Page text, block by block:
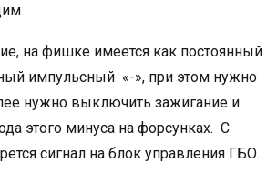
на фишке имеется как постоянный
импульсный «-», при этом нужно
нужно выключить зажигание и
этого минуса на форсунках. С
сигнал на блок управления ГБО.